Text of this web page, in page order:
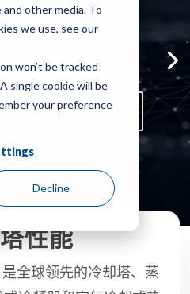
other media. To
we use, see our
won’t be tracked
single cookie will be
your preference
Decline
索 OlympusMAX
性能
是全球领先的冷却塔、蒸